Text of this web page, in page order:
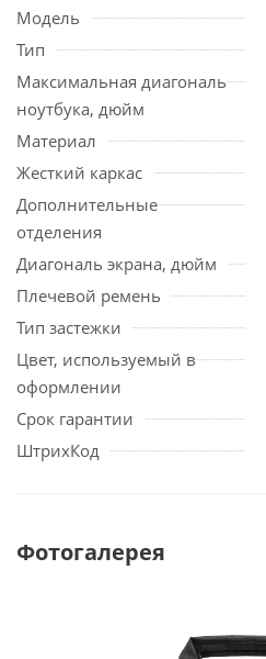
Модель
Тип
Максимальная диагональ
ноутбука, дюйм
Материал
Жесткий каркас
Дополнительные
отделения
Диагональ экрана, дюйм
Плечевой ремень
Тип застежки
Цвет, используемый в
оформлении
Срок гарантии
ШтрихКод
Фотогалерея